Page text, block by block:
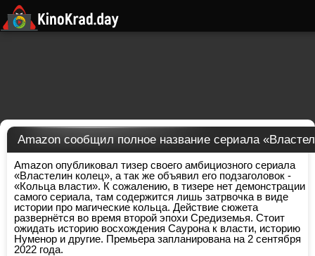
Amazon сообщил полное название сериала
Amazon опубликовал тизер своего амбициозного сериала
«Властелин колец», а так же объявил его подзаголовок -
«Кольца власти». К сожалению, в тизере нет демонстрации
самого сериала, там содержится лишь затрвочка в виде
истории про магические кольца. Действие сюжета
развернётся во время второй эпохи Средиземья. Стоит
ожидать историю восхождения Саурона к власти, историю
Нуменор и другие. Премьера запланирована на 2 сентября
2022 года.